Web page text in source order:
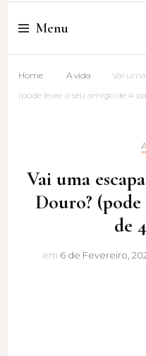
Cristina
Menu
Home A vida
Vai
(pode levar o seu amigo de 4
Vai uma
Douro?
de
em 6 de Fevereiro,